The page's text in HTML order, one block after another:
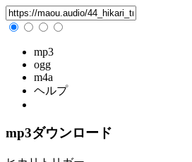
mp3
ogg
m4a
ヘルプ
mp3ダウンロード